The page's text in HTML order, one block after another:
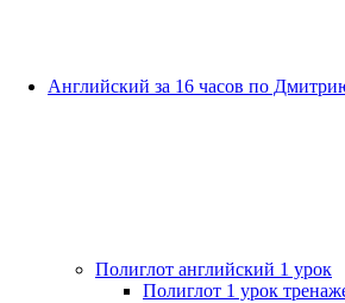
Английский за 16 часов по
Полиглот английский 1 урок
Полиглот 1 урок